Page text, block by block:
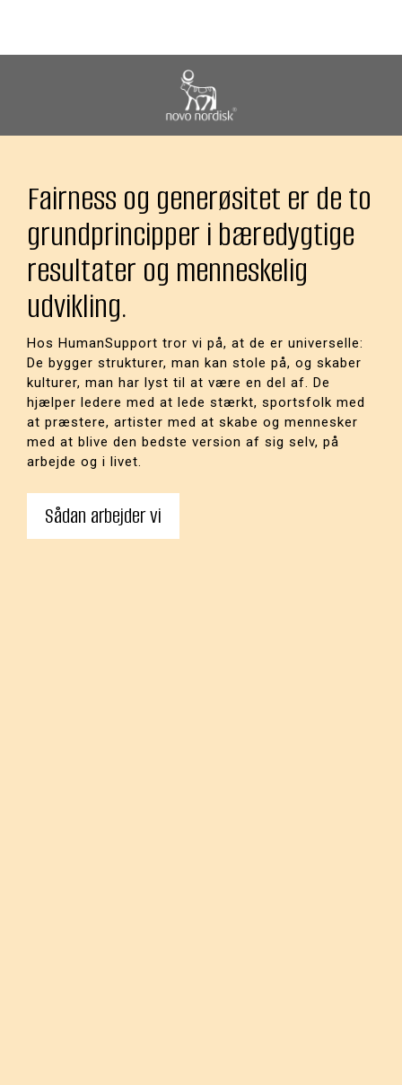
Fairness og generøsitet​ er de to
grundprincipper i bæredygtige
resultater og menneskelig
udvikling.
Hos HumanSupport tror vi på, at de er universelle:
De bygger strukturer, man kan stole på, og skaber
kulturer, man har lyst til at være en del af. De
hjælper ledere med at lede stærkt, sportsfolk med
at præstere, artister med at skabe og mennesker
med at blive den bedste version af sig selv, på
arbejde og i livet.
Sådan arbejder vi